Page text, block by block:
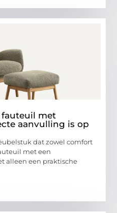
fauteuil met
aanvulling is op
dat zowel comfort
met een
alleen een praktische